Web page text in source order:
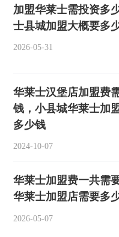
加盟华莱士需投资多
士县城加盟大概要多
2026-05-31
华莱士汉堡店加盟费
钱，小县城华莱士加
多少钱
2024-10-07
华莱士加盟费一共需
华莱士加盟店需要多
2026-05-07